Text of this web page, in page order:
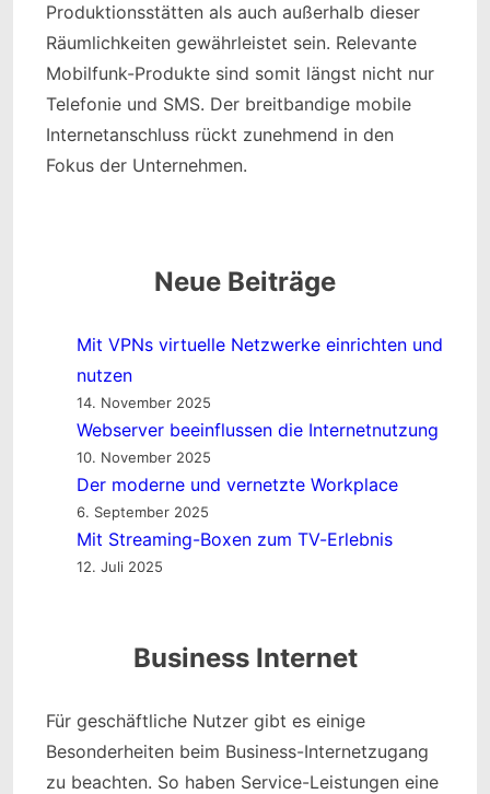
Produktionsstätten als auch außerhalb dieser
Räumlichkeiten gewährleistet sein. Relevante
Mobilfunk-Produkte sind somit längst nicht nur
Telefonie und SMS. Der breitbandige mobile
Internetanschluss rückt zunehmend in den
Fokus der Unternehmen.
Neue Beiträge
Mit VPNs virtuelle Netzwerke einrichten und
nutzen
14. November 2025
Webserver beeinflussen die Internetnutzung
10. November 2025
Der moderne und vernetzte Workplace
6. September 2025
Mit Streaming-Boxen zum TV-Erlebnis
12. Juli 2025
Business Internet
Für geschäftliche Nutzer gibt es einige
Besonderheiten beim Business-Internetzugang
zu beachten. So haben Service-Leistungen eine